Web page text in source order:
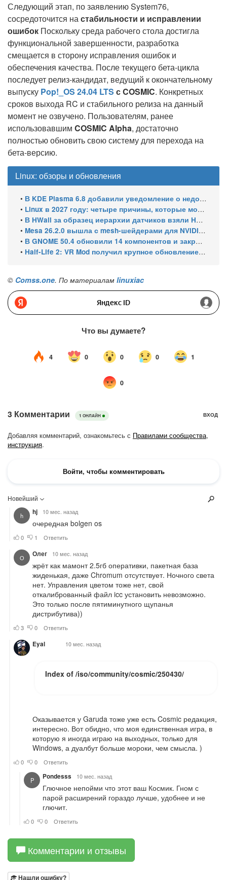
Следующий этап, по заявлению System76,
сосредоточится настабильности и исправлении
ошибок Поскольку среда рабочего стола достигла
функциональной завершенности, разработка
смещается в сторону исправления ошибок и
обеспечения качества. После текущего бета-цикла
последует релиз-кандидат, ведущий к окончательному
выпуску Pop!_OS 24.04 LTS с COSMIC. Конкретных
сроков выхода RC и стабильного релиза на данный
момент не озвучено. Пользователям, ранее
использовавшим COSMIC Alpha, достаточно
полностью обновить свою систему для перехода на
бета-версию.
Linux: обзоры и обновления
• В KDE Plasma 6.8 добавили уведомление о недоступном принтере
• Linux в 2027 году: четыре причины, которые могут ускорить рост его доли
• В HWall за образец иерархии датчиков взяли HWiNFO64 из Windows
• Mesa 26.2.0 вышла с mesh-шейдерами для NVIDIA, OpenCL 3.1 и исправлениями для игр
• В GNOME 50.4 обновили 14 компонентов и закрыли уязвимости GDM
• Half-Life 2: VR Mod получил крупное обновление и статус Steam Frame Verified
© Comss.one. По материалам linuxiac
Комментарии и отзывы
Нашли ошибку?